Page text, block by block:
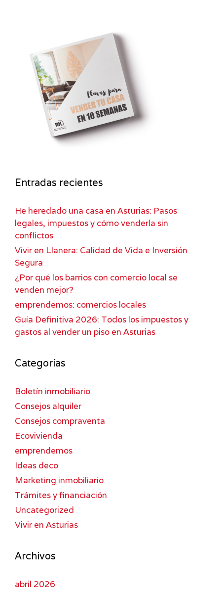
Entradas recientes
He heredado una casa en Asturias: Pasos
legales, impuestos y cómo venderla sin
conflictos
Vivir en Llanera: Calidad de Vida e Inversión
Segura
¿Por qué los barrios con comercio local se
venden mejor?
emprendemos: comercios locales
Guía Definitiva 2026: Todos los impuestos y
gastos al vender un piso en Asturias
Categorías
Boletín inmobiliario
Consejos alquiler
Consejos compraventa
Ecovivienda
emprendemos
Ideas deco
Marketing inmobiliario
Trámites y financiación
Uncategorized
Vivir en Asturias
Archivos
abril 2026